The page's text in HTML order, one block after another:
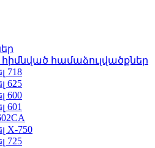
հիմնված համաձուլվածքներ
718
625
600
601
X-750
725